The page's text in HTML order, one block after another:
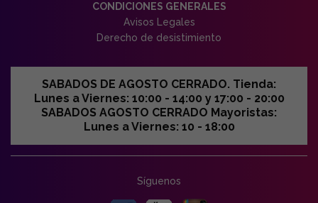
CONDICIONES GENERALES
Avisos Legales
Derecho de desistimiento
SABADOS DE AGOSTO CERRADO. Tienda:
Lunes a Viernes: 10:00 - 14:00 y 17:00 - 20:00
SABADOS AGOSTO CERRADO Mayoristas:
Lunes a Viernes: 10 - 18:00
Síguenos